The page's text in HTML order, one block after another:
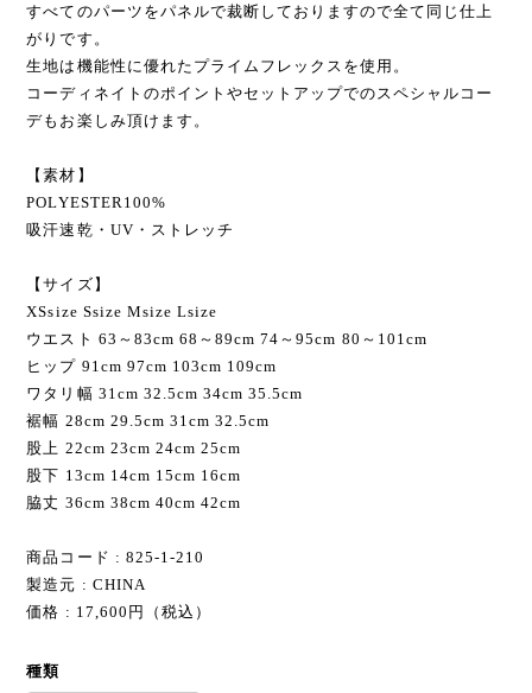
すべてのパーツをパネルで裁断しておりますので全て同じ仕上
がりです。
生地は機能性に優れたプライムフレックスを使用。
コーディネイトのポイントやセットアップでのスペシャルコー
デもお楽しみ頂けます。
【素材】
POLYESTER100%
吸汗速乾・UV・ストレッチ
【サイズ】
XSsize Ssize Msize Lsize
ウエスト 63～83cm 68～89cm 74～95cm 80～101cm
ヒップ 91cm 97cm 103cm 109cm
ワタリ幅 31cm 32.5cm 34cm 35.5cm
裾幅 28cm 29.5cm 31cm 32.5cm
股上 22cm 23cm 24cm 25cm
股下 13cm 14cm 15cm 16cm
脇丈 36cm 38cm 40cm 42cm
商品コード : 825-1-210
製造元 : CHINA
価格 : 17,600円（税込）
種類